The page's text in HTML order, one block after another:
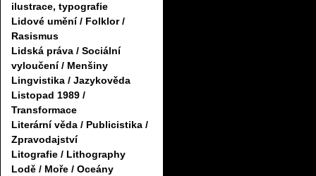
ilustrace, typografie
Lidové umění / Folklor /
Rasismus
Lidská práva / Sociální
vyloučení / Menšiny
Lingvistika / Jazykověda
Listopad 1989 /
Transformace
Literární věda / Publicistika /
Zpravodajství
Litografie / Lithography
Lodě / Moře / Oceány